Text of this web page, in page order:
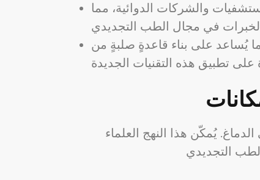
والشركات الدوائية، مما
يُساعد على بناء قاعدةٍ صلبةٍ من
يُمكّن هذا النهج العلماء